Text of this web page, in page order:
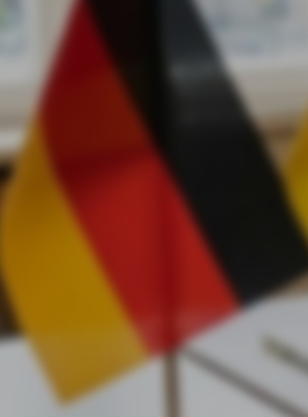
Pegasus Arms завойовує ринок США: підсумки
Українські оборонні технології більше не просто
світовий ринок — вони починають диктувати свої правила
Команда Pegasus Arms успішно завершила участь у
двотижневому інвестиційному турі Brave1 US Roadshow,
продемонструвавши беззаперечну конкурентну
наших рішень перед провідними гравцями
defense tech сектору.